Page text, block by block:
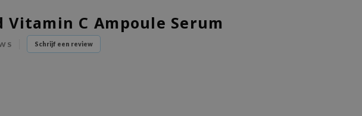
Vitamin C Ampoule Serum
Schrijf een review